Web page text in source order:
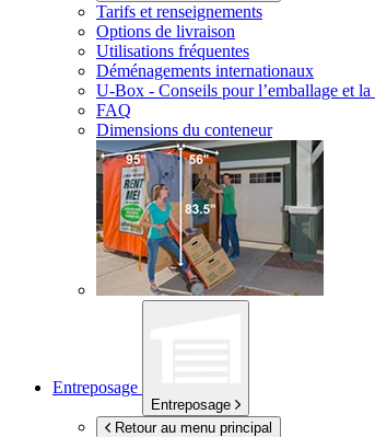
Tarifs et renseignements
Options de livraison
Utilisations fréquentes
Déménagements internationaux
U-Box - Conseils pour l’emballage et
FAQ
Dimensions du conteneur
Entreposage
Entreposage
Retour au menu principal